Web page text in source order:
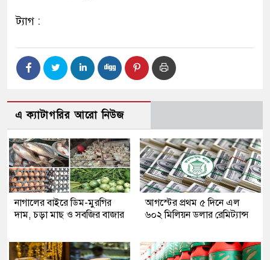
ট্যাগ :
এ ক্যাটাগরির আরো নিউজ
নাগালের বাইরে ডিম-মুরগির
দাম, চড়া মাছ ও সবজির বাজার
আগস্টের প্রথম ৫ দিনে এল
৬০২ মিলিয়ন ডলার রেমিট্যান্স